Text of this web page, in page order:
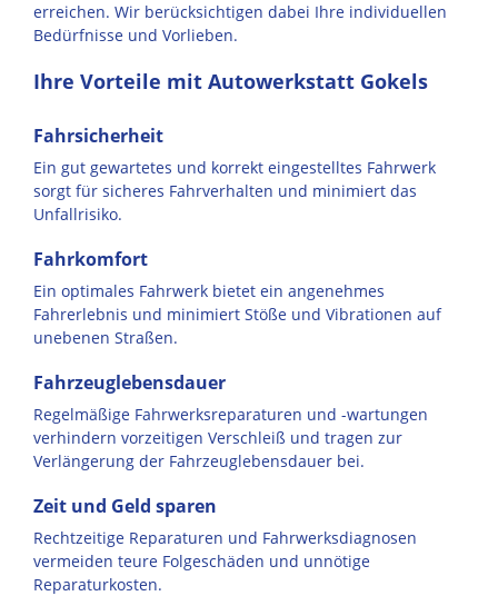
erreichen. Wir berücksichtigen dabei Ihre individuellen
Bedürfnisse und Vorlieben.
Ihre Vorteile mit Autowerkstatt Gokels
Fahrsicherheit
Ein gut gewartetes und korrekt eingestelltes Fahrwerk
sorgt für sicheres Fahrverhalten und minimiert das
Unfallrisiko.
Fahrkomfort
Ein optimales Fahrwerk bietet ein angenehmes
Fahrerlebnis und minimiert Stöße und Vibrationen auf
unebenen Straßen.
Fahrzeuglebensdauer
Regelmäßige Fahrwerksreparaturen und -wartungen
verhindern vorzeitigen Verschleiß und tragen zur
Verlängerung der Fahrzeuglebensdauer bei.
Zeit und Geld sparen
Rechtzeitige Reparaturen und Fahrwerksdiagnosen
vermeiden teure Folgeschäden und unnötige
Reparaturkosten.